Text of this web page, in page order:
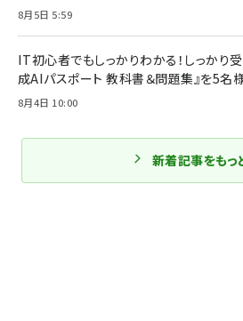
8月5日 5:59
IT初心者でもしっかりわかる！しっかり
成AIパスポート 教科書＆問題集』を5名様
8月4日 10:00
新着記事をもっ